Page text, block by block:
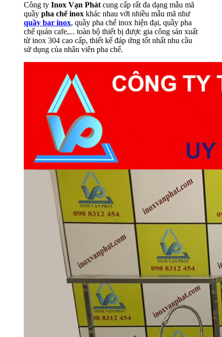
Công ty Inox Vạn Phát cung cấp rất đa dạng mẫu mã
quầy pha chế inox khác nhau với nhiều mẫu mã như
quầy bar inox, quầy pha chế inox hiện đại, quầy pha
chế quán cafe,... toàn bộ thiết bị được gia công sản xuất
từ inox 304 cao cấp, thiết kế đáp ứng tốt nhất nhu cầu
sử dụng của nhân viên pha chế.